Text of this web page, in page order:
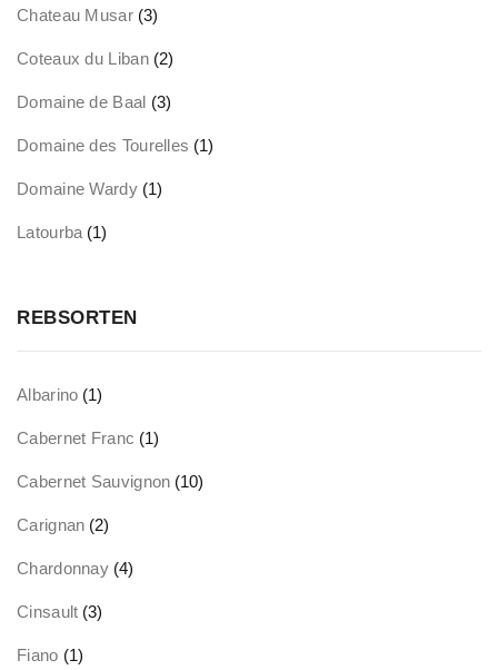
Chateau Musar (3)
Coteaux du Liban (2)
Domaine de Baal (3)
Domaine des Tourelles (1)
Domaine Wardy (1)
Latourba (1)
REBSORTEN
Albarino (1)
Cabernet Franc (1)
Cabernet Sauvignon (10)
Carignan (2)
Chardonnay (4)
Cinsault (3)
Fiano (1)